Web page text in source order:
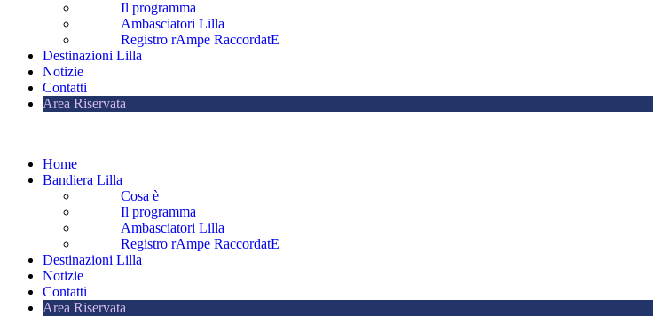
Il programma
Ambasciatori Lilla
Registro rAmpe RaccordatE
Destinazioni Lilla
Notizie
Contatti
Area Riservata
Home
Bandiera Lilla
Cosa è
Il programma
Ambasciatori Lilla
Registro rAmpe RaccordatE
Destinazioni Lilla
Notizie
Contatti
Area Riservata